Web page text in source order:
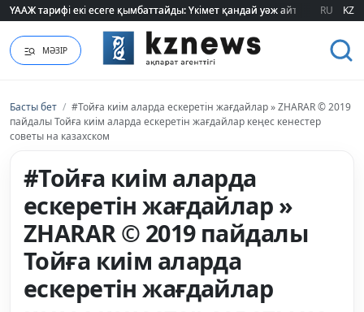
ҮААЖ тарифі екі есеге қымбаттайды: Үкімет қандай уәж айтады?
ҮААЖ тарифі екі есеге қымбаттайды: Үкімет қандай уәж айтады? RU KZ
МӘЗІР
Басты бет / #Тойға киім аларда ескеретін жағдайлар » ZHARAR © 2019
пайдалы Тойға киім аларда ескеретін жағдайлар кеңес кенестер
советы на казахском
#Тойға киім аларда
ескеретін жағдайлар »
ZHARAR © 2019 пайдалы
Тойға киім аларда
ескеретін жағдайлар